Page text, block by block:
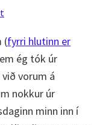
(fyrri hlutinn er
ég tók úr
vorum á
nokkur úr
minn inn í